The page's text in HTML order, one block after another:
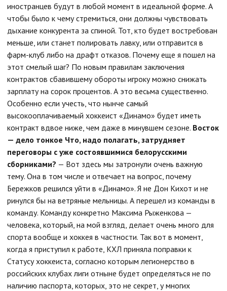
иностранцев будут в любой момент в идеальной форме. А
чтобы было к чему стремиться, они должны чувствовать
дыхание конкурента за спиной. Тот, кто будет востребован
меньше, или станет полировать лавку, или отправится в
фарм-клуб либо на драфт отказов. Почему еще я пошел на
этот смелый шаг? По новым правилам заключения
контрактов сбавившему обороты игроку можно снижать
зарплату на сорок процентов. А это весьма существенно.
Особенно если учесть, что нынче самый
высокооплачиваемый хоккеист «Динамо» будет иметь
контракт вдвое ниже, чем даже в минувшем сезоне. Восток
— дело тонкое Что, надо полагать, затрудняет
переговоры с уже состоявшимися белорусскими
сборниками? — Вот здесь мы затронули очень важную
тему. Она в том числе и отвечает на вопрос, почему
Бережков решился уйти в «Динамо». Я не Дон Кихот и не
ринулся бы на ветряные мельницы. А перешел из команды в
команду. Команду конкретно Максима Рыженкова —
человека, который, на мой взгляд, делает очень много для
спорта вообще и хоккея в частности. Так вот в момент,
когда я приступил к работе, КХЛ приняла поправки к
Статусу хоккеиста, согласно которым легионерство в
российских клубах лиги отныне будет определяться не по
наличию паспорта, которых, это не секрет, у многих